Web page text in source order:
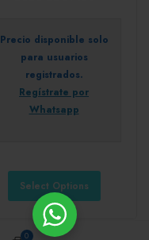
Precio disponible solo
para usuarios
registrados.
Regístrate por
Whatsapp
Select Options
0